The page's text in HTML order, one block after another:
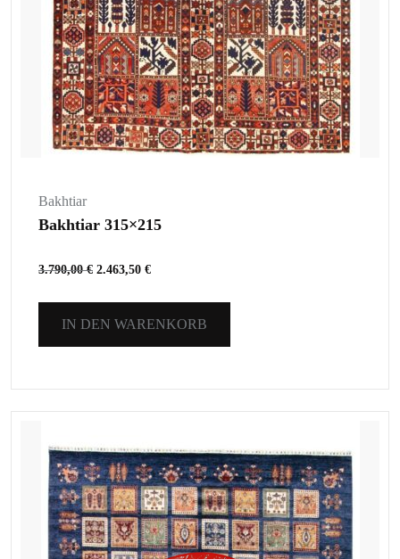
Bakhtiar
Bakhtiar 315×215
3.790,00€ 2.463,50 €
IN DEN WARENKORB